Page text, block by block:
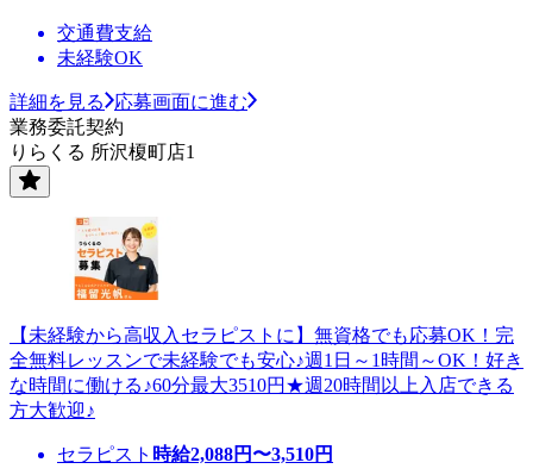
交通費支給
未経験OK
詳細を見る
応募画面に進む
業務委託契約
りらくる 所沢榎町店1
【未経験から高収入セラピストに】無資格でも応募OK！完
全無料レッスンで未経験でも安心♪週1日～1時間～OK！好き
な時間に働ける♪60分最大3510円★週20時間以上入店できる
方大歓迎♪
セラピスト 時給2,088円〜3,510円